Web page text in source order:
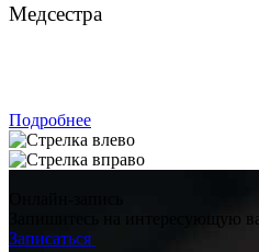
Медсестра
Подробнее
Запишитесь на интересующую
Записаться